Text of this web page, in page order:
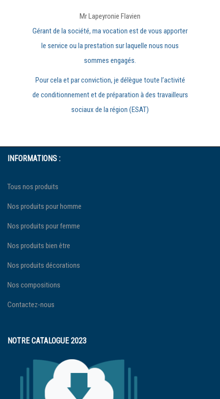
Mr Lapeyronie Flavien
Gérant de la société, ma vocation est de vous apporter
le service ou la prestation sur laquelle nous nous
sommes engagés.
Pour cela et par conviction, je délègue toute l’activité
de conditionnement et de préparation à des travailleurs
sociaux de la région (ESAT)
INFORMATIONS :
Tous nos produits
Nos produits pour homme
Nos produits pour femme
Nos produits bien être
Nos produits décorations
Nos compositions
Contactez-nous
NOTRE CATALOGUE 2023